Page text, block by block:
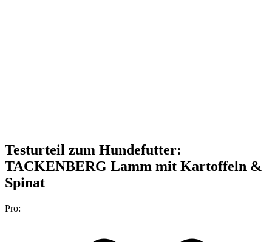
Testurteil zum Hundefutter:
TACKENBERG Lamm mit Kartoffeln &
Spinat
Pro: